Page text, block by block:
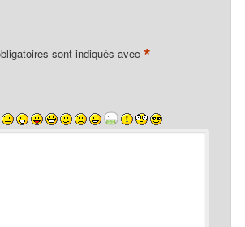
sont indiqués avec *